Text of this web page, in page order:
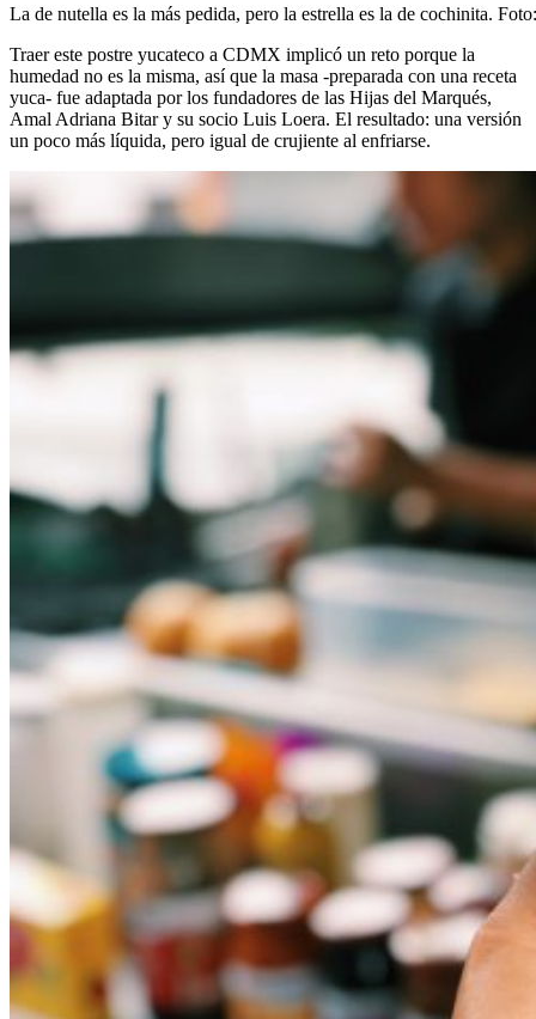
La de nutella es la más pedida, pero la estrella es la de cochinita.
Traer este postre yucateco a CDMX implicó un reto porque la
humedad no es la misma, así que la masa -preparada con una receta
yuca- fue adaptada por los fundadores de las Hijas del Marqués,
Amal Adriana Bitar y su socio Luis Loera. El resultado: una versión
un poco más líquida, pero igual de crujiente al enfriarse.